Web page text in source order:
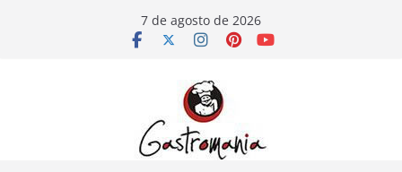
7 de agosto de 2026